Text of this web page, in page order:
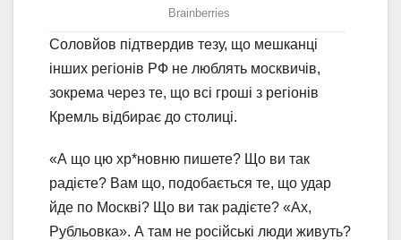
Соловйов підтвердив тезу, що мешканці
інших регіонів РФ не люблять москвичів,
зокрема через те, що всі гроші з регіонів
Кремль відбирає до столиці.
«А що цю хр*новню пишете? Що ви так
радієте? Вам що, подобається те, що удар
йде по Москві? Що ви так радієте? «Ах,
Рубльовка». А там не російські люди живуть?